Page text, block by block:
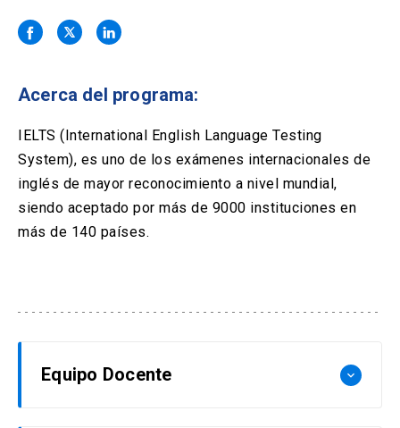
Solicitud Certificados
en
nueva
pestaña)
enlace
abre
nueva
pestaña)
enlace
se
abre
una
nueva
ACCESOS UC
Biblioteca launch
(El
enlace
una
Mi Portal UC launch
una
nueva
pestaña)
Acerca del programa:
IELTS (International English Language Testing
System), es uno de los exámenes internacionales de
inglés de mayor reconocimiento a nivel mundial,
siendo aceptado por más de 9000 instituciones en
más de 140 países.
Equipo Docente keyboard_arrow_down